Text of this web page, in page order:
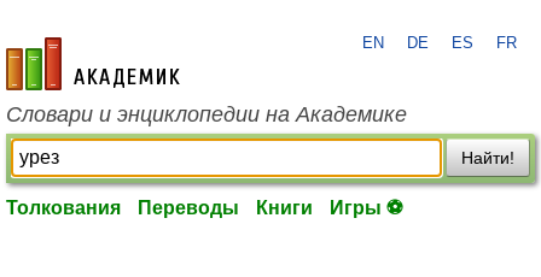
academic.ru
EN DE ES FR
Словари и энциклопедии на Академике
Найти!
Толкования Переводы Книги Игры ⚽